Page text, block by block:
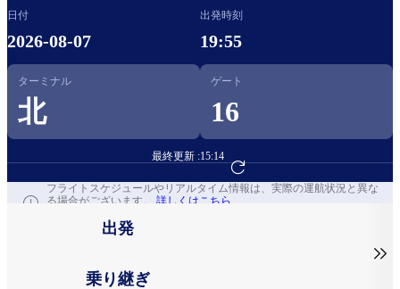
日付
2026-08-07
出発時刻
19:55
ターミナル
北
ゲート
16
最終更新 :15:14
フライト予約へ
フライトスケジュールやリアルタイム情報は、実際の運航状況と異な
る場合がございます。 詳しくはこちら
出発
乗り継ぎ
